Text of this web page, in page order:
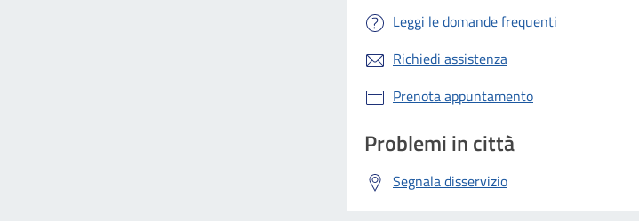
Leggi le domande frequenti
Richiedi assistenza
Prenota appuntamento
Problemi in città
Segnala disservizio